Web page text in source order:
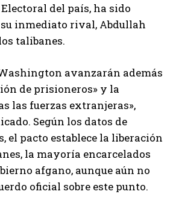
del país, ha sido
inmediato rival, Abdullah
talibanes.
avanzarán además
de prisioneros» y la
las fuerzas extranjeras»,
Según los datos de
el pacto establece la liberación
la mayoría encarcelados
afgano, aunque aún no
oficial sobre este punto.